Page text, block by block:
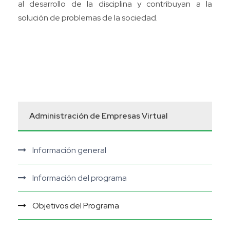
al desarrollo de la disciplina y contribuyan a la
solución de problemas de la sociedad.
Administración de Empresas Virtual
Información general
Información del programa
Objetivos del Programa